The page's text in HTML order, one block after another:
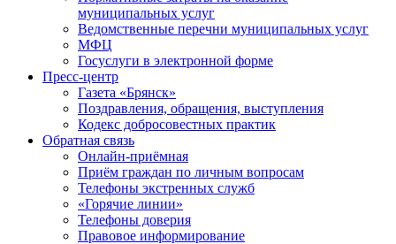
муниципальных услуг
Ведомственные перечни муниципальных услуг
МФЦ
Госуслуги в электронной форме
Пресс-центр
Газета «Брянск»
Поздравления, обращения, выступления
Кодекс добросовестных практик
Обратная связь
Онлайн-приёмная
Приём граждан по личным вопросам
Телефоны экстренных служб
«Горячие линии»
Телефоны доверия
Правовое информирование